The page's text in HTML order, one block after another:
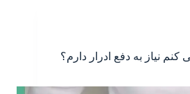
نیاز به دفع ادرار دارم؟